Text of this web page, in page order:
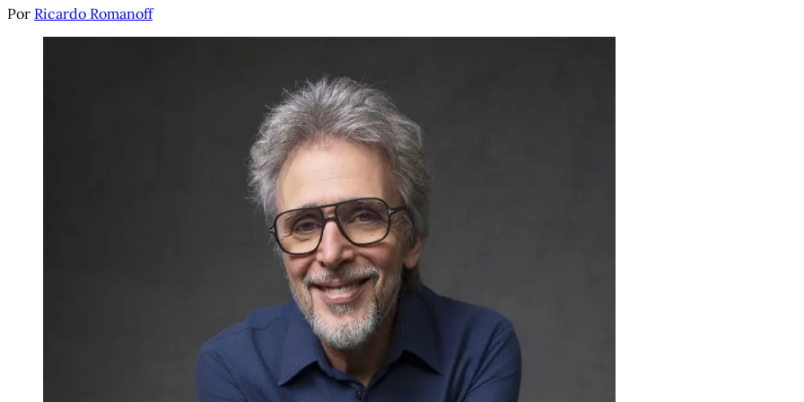
Por Ricardo Romanoff